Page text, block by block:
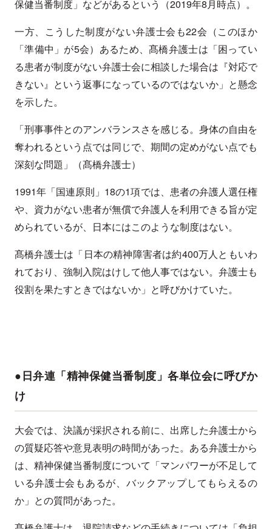
保健当番制度」などがあるという（2019年8月時点）。
一方、こうした制度がない弁護士会も22会（このほか
「準備中」が5会）あるため、髙橋弁護士は「困ってい
る患者が制度がない弁護士会に相談した場合は『対応で
きない』という返事になっているのではないか」と懸念
を示した。
「刑事事件とのアンバランスさを感じる。身体の自由を
奪われるという点では同じで、期間の定めがない点でも
深刻な問題」（髙橋弁護士）
1991年「国連原則」18の1項では、患者の弁護人選任権
や、資力がない患者が無償で弁護人を利用できる旨が定
められているが、日本にはこのような制度はない。
髙橋弁護士は「日本の精神障害者は約400万人ともいわ
れており、強制入院はけして他人事ではない。弁護士も
役割を果たすときではないか」と呼びかけていた。
●日弁連「精神保健当番制度」各単位会に呼びか
け
大会では、決議が採択される前に、出席した弁護士から
の質疑応答や意見表明の時間があった。ある弁護士から
は、精神保健当番制度について「マンパワーが不足して
いる弁護士会もあるが、バックアップしてもらえるの
か」との質問があった。